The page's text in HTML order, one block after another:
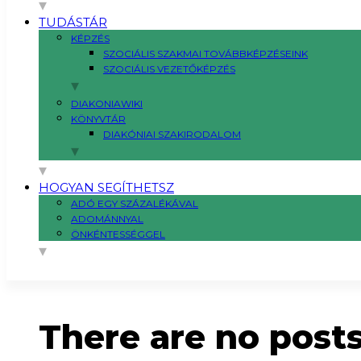
TUDÁSTÁR
KÉPZÉS
SZOCIÁLIS SZAKMAI TOVÁBBKÉPZÉSEINK
SZOCIÁLIS VEZETŐKÉPZÉS
DIAKONIAWIKI
KÖNYVTÁR
DIAKÓNIAI SZAKIRODALOM
HOGYAN SEGÍTHETSZ
ADÓ EGY SZÁZALÉKÁVAL
ADOMÁNNYAL
ÖNKÉNTESSÉGGEL
There are no